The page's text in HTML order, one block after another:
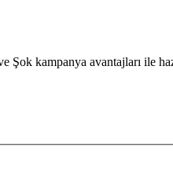
kampanya avantajları ile